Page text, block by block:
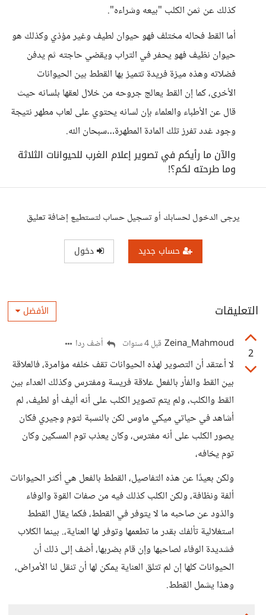
كذلك عن ثمن الكلب "بيعه وشراءه".
أما القط فحاله مختلف فهو حيوان لطيف وغير مؤذي وكذلك هو
حيوان نظيف فهو يحفر في التراب ويقضي حاجته ثم يدفن
فضلاته وهذه ميزة فريدة تتميز بها القطط بين الحيوانات
الأخرى، كما إن القط يعالج جروحه من خلال لعقها بلسانه حيث
قال عن الأطباء والعلماء بإن لسانه يحتوي على لعاب مطهر نتيجة
وجود غدد تفرز تلك المادة المطهرة…سبحان الله.
والآن ما رأيكم في تصوير إعلام الغرب للحيوانات الثلاثة
وما طرحته لكم؟!
يرجى الدخول لحسابك أو تسجيل حساب لتستطيع إضافة تعليق
حساب جديد دخول
التعليقات الأفضل
2
Zeina_Mahmoud قبل 4 سنوات أضف ردا
لا أعتقد أن التصوير لهذه الحيوانات تقف خلفه مؤامرة، فالعلاقة
بين القط والفأر بالفعل علاقة فريسة ومفترس وكذلك العداء بين
القط والكلب، ولم يتم تصوير الكلب على أنه أليف أو لطيف، لم
أشاهد في حياتي ميكي ماوس لكن بالنسبة لتوم وجيري فكان
يصور الكلب على أنه مفترس، وكان يعذب توم المسكين وكان
توم يخافه،
ولكن بعيدًا عن هذه التفاصيل، القطط بالفعل هي أكثر الحيوانات
ألفة ونظافة، ولكن الكلب كذلك فيه من صفات القوة والوفاء
والذود عن صاحبه ما لا يتوفر في القطط، فكما يقال القطط
استغلالية تألفك بقدر ما تطعمها وتوفر لها العناية،. بينما الكلاب
فشديدة الوفاء لصاحبها وإن قام بضربها، أضف إلى ذلك أن
الحيوانات كلها إن لم تتلق العناية يمكن لها أن تنقل لنا الأمراض،
وهذا يشمل القطط.